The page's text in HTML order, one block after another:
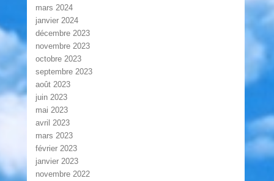
mars 2024
janvier 2024
décembre 2023
novembre 2023
octobre 2023
septembre 2023
août 2023
juin 2023
mai 2023
avril 2023
mars 2023
février 2023
janvier 2023
novembre 2022